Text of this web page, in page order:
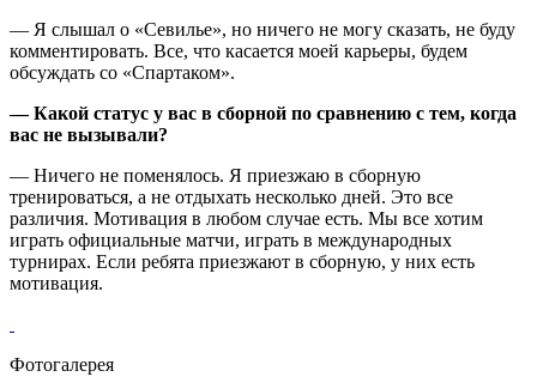
— Я слышал о «Севилье», но ничего не могу сказать, не буду
комментировать. Все, что касается моей карьеры, будем
обсуждать со «Спартаком».
— Какой статус у вас в сборной по сравнению с тем, когда
вас не вызывали?
— Ничего не поменялось. Я приезжаю в сборную
тренироваться, а не отдыхать несколько дней. Это все
различия. Мотивация в любом случае есть. Мы все хотим
играть официальные матчи, играть в международных
турнирах. Если ребята приезжают в сборную, у них есть
мотивация.
Фотогалерея